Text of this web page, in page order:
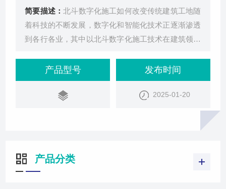
简要描述：北斗数字化施工如何改变传统建筑工地随
着科技的不断发展，数字化和智能化技术正逐渐渗透
到各行各业，其中以北斗数字化施工技术在建筑领域
产品型号 发布时间
2025-01-20
产品分类